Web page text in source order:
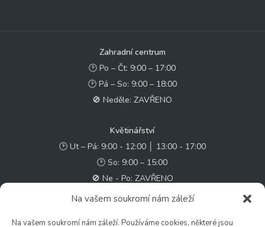
Na vašem soukromí nám záleží
Na vašem soukromí nám záleží. Používáme cookies, některé jsou
Zahradní centrum
🕑 Po – Čt: 9:00 – 17:00
🕑 Pá – So: 9:00 – 18:00
🚫 Neděle: ZAVŘENO
Květinářství
🕑 Ut – Pá: 9:00 - 12:00 │ 13:00 - 17:00
🕑 So: 9:00 – 15:00
🚫 Ne - Po: ZAVŘENO